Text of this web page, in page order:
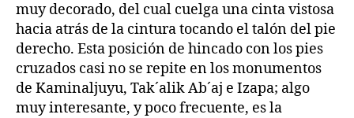
muy decorado, del cual cuelga una cinta vistosa
hacia atrás de la cintura tocando el talón del pie
derecho. Esta posición de hincado con los pies
cruzados casi no se repite en los monumentos
de Kaminaljuyu, Tak´alik Ab´aj e Izapa; algo
muy interesante, y poco frecuente, es la